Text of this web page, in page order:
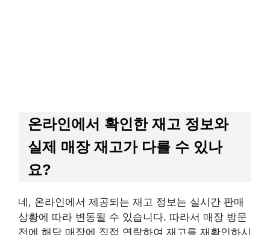
온라인에서 확인한 재고 정보와
실제 매장 재고가 다를 수 있나
요?
네, 온라인에서 제공되는 재고 정보는 실시간 판매
상황에 따라 변동될 수 있습니다. 따라서 매장 방문
전에 해당 매장에 직접 연락하여 재고를 재확인하시